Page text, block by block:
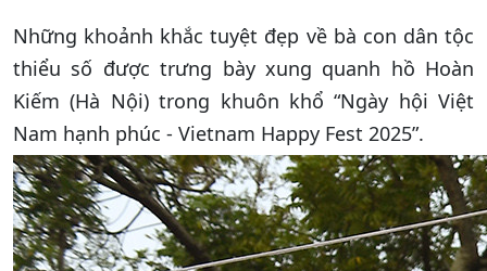
Những khoảnh khắc tuyệt đẹp về bà con dân tộc
thiểu số được trưng bày xung quanh hồ Hoàn
Kiếm (Hà Nội) trong khuôn khổ “Ngày hội Việt
Nam hạnh phúc - Vietnam Happy Fest 2025”.